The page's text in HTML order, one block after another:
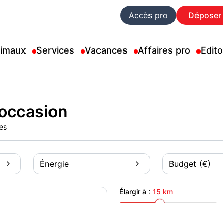
Accès pro Déposer
Services Vacances Affaires pro Edito
Énergie Budget (€)
Élargir à : 15 km